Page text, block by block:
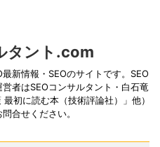
タント.com
新情報・SEOのサイトです。SEO
者はSEOコンサルタント・白石竜
初に読む本（技術評論社）」他）
合せください。